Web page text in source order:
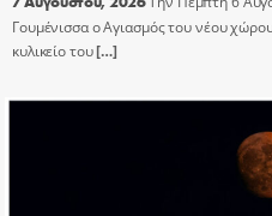
Γουμένισσα ο Αγιασμός του νέου
κυλικείο του[…]